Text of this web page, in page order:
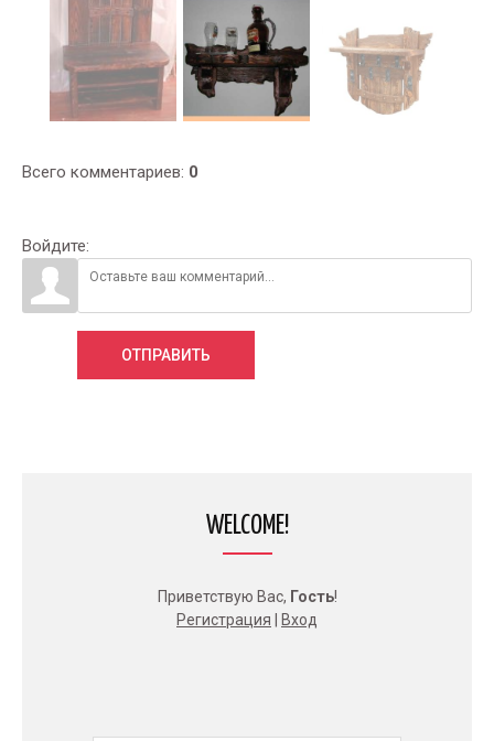
Всего комментариев: 0
Войдите:
ОТПРАВИТЬ
WELCOME!
Приветствую Вас, Гость!
Регистрация
Вход